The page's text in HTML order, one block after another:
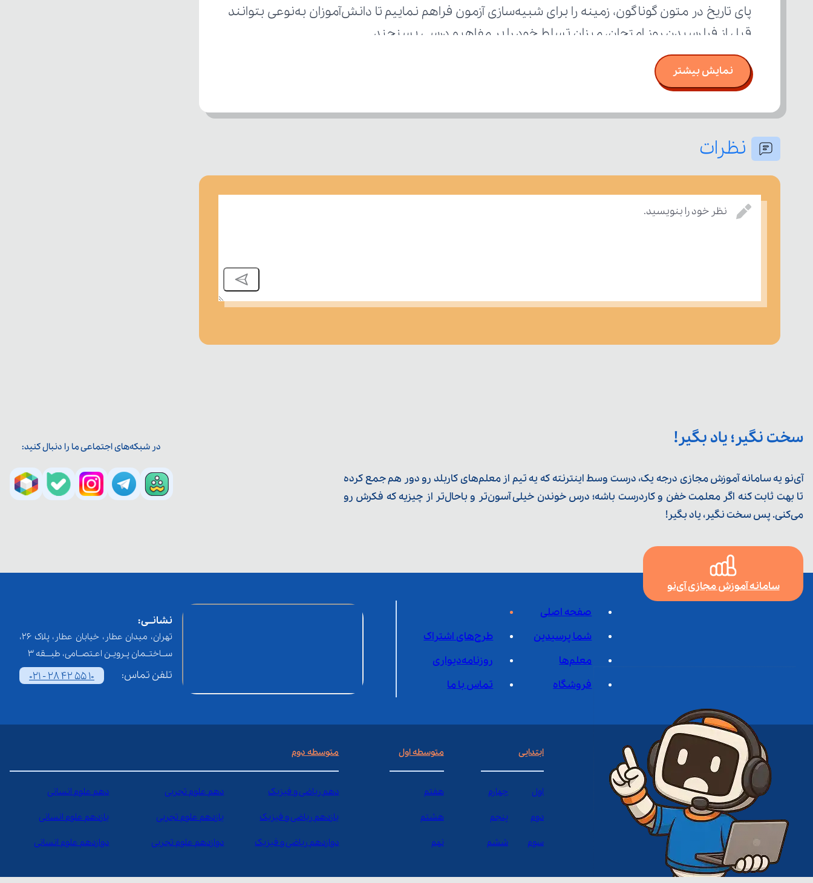
قبل از فرا رسیدن روز امتحان، میزان تسلط خود را بر مفاهیم درسی بسنجند.
نمایش بیشتر
نظرات
نظر خود را بنویسید.
سخت نگیر؛ یاد بگیر!
آی‌نو یه سامانه آموزش مجازی درجه یک، درست وسط اینترنته که یه تیم از معلم‌‌های کاربلد رو دور هم جمع کرده
تا بهت ثابت کنه اگر معلمت خفن و کاردرست باشه؛ درس خوندن خیلی آسون‌تر و باحال‌تر از چیزیه که فکرش رو
می‌کنی. پس سخت نگیر، یاد بگیر!
در شبکه‌های اجتماعی ما را دنبال کنید:
سامانه آموزش مجازی آی‌نو
صفحه اصلی
شما پرسیدین
طرح‌های اشتراک
معلم‌ها
روزنامه‌دیواری
فروشگاه
تماس با ما
نشانــی:
تهران، میدان عطار، خیابان عطار، پلاک 26،
ســاختــمان پـرویـن اعـتصــامی، طبـــقه 3
تلفن تماس: 021 - 28 42 55 10
ابتدایی
اول چهارم
دوم پنجم
سوم ششم
متوسطه اول
هفتم
هشتم
نهم
متوسطه دوم
دهم ریاضی و فیزیک دهم علوم تجربی دهم علوم انسانی
یازدهم ریاضی و فیزیک یازدهم علوم تجربی یازدهم علوم انسانی
دوازدهم ریاضی و فیزیک دوازدهم علوم تجربی دوازدهم علوم انسانی